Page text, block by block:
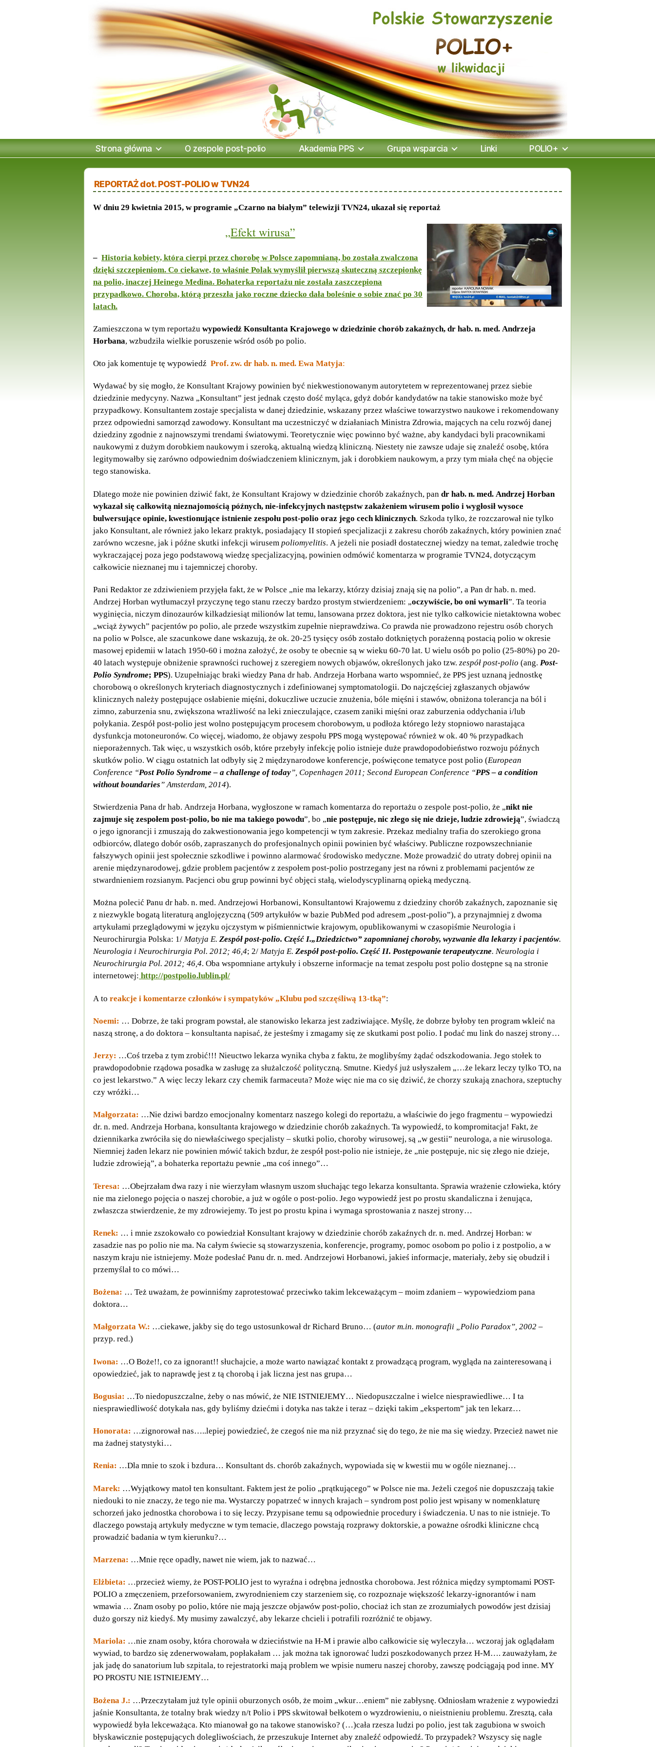
Strona główna O zespole post-polio Akademia PPS Grupa wsparcia Linki POLIO+
REPORTAŻ dot. POST-POLIO w TVN24
W dniu 29 kwietnia 2015, w programie „Czarno na białym” telewizji TVN24, ukazał się reportaż
„Efekt wirusa”
– Historia kobiety, która cierpi przez chorobę w Polsce zapomnianą, bo została zwalczona
dzięki szczepieniom. Co ciekawe, to właśnie Polak wymyślił pierwszą skuteczną szczepionkę
na polio, inaczej Heinego Medina. Bohaterka reportażu nie została zaszczepiona
przypadkowo. Choroba, którą przeszła jako roczne dziecko dała boleśnie o sobie znać po 30
latach.
Zamieszczona w tym reportażu wypowiedź Konsultanta Krajowego w dziedzinie chorób zakaźnych, dr hab. n. med. Andrzeja
Horbana, wzbudziła wielkie poruszenie wśród osób po polio.
Oto jak komentuje tę wypowiedź Prof. zw. dr hab. n. med. Ewa Matyja:
Wydawać by się mogło, że Konsultant Krajowy powinien być niekwestionowanym autorytetem w reprezentowanej przez siebie
dziedzinie medycyny. Nazwa „Konsultant” jest jednak często dość myląca, gdyż dobór kandydatów na takie stanowisko może być
przypadkowy. Konsultantem zostaje specjalista w danej dziedzinie, wskazany przez właściwe towarzystwo naukowe i rekomendowany
przez odpowiedni samorząd zawodowy. Konsultant ma uczestniczyć w działaniach Ministra Zdrowia, mających na celu rozwój danej
dziedziny zgodnie z najnowszymi trendami światowymi. Teoretycznie więc powinno być ważne, aby kandydaci byli pracownikami
naukowymi z dużym dorobkiem naukowym i szeroką, aktualną wiedzą kliniczną. Niestety nie zawsze udaje się znaleźć osobę, która
legitymowałby się zarówno odpowiednim doświadczeniem klinicznym, jak i dorobkiem naukowym, a przy tym miała chęć na objęcie
tego stanowiska.
Dlatego może nie powinien dziwić fakt, że Konsultant Krajowy w dziedzinie chorób zakaźnych, pandr hab. n. med. Andrzej Horban
wykazał się całkowitą nieznajomością późnych, nie-infekcyjnych następstw zakażeniem wirusem polio i wygłosił wysoce
bulwersujące opinie, kwestionujące istnienie zespołu post-polio oraz jego cech klinicznych. Szkoda tylko, że rozczarował nie tylko
jako Konsultant, ale również jako lekarz praktyk, posiadający II stopień specjalizacji z zakresu chorób zakaźnych, który powinien znać
zarówno wczesne, jak i późne skutki infekcji wirusempoliomyelitis. A jeżeli nie posiadł dostatecznej wiedzy na temat, zaledwie trochę
wykraczającej poza jego podstawową wiedzę specjalizacyjną, powinien odmówić komentarza w programie TVN24, dotyczącym
całkowicie nieznanej mu i tajemniczej choroby.
Pani Redaktor ze zdziwieniem przyjęła fakt, że w Polsce „nie ma lekarzy, którzy dzisiaj znają się na polio”, a Pan dr hab. n. med.
Andrzej Horban wytłumaczył przyczynę tego stanu rzeczy bardzo prostym stwierdzeniem: „oczywiście, bo oni wymarli”. Ta teoria
wyginięcia, niczym dinozaurów kilkadziesiąt milionów lat temu, lansowana przez doktora, jest nie tylko całkowicie nietaktowna wobec
„wciąż żywych” pacjentów po polio, ale przede wszystkim zupełnie nieprawdziwa. Co prawda nie prowadzono rejestru osób chorych
na polio w Polsce, ale szacunkowe dane wskazują, że ok. 20-25 tysięcy osób zostało dotkniętych porażenną postacią polio w okresie
masowej epidemii w latach 1950-60 i można założyć, że osoby te obecnie są w wieku 60-70 lat. U wielu osób po polio (25-80%) po 20-
40 latach występuje obniżenie sprawności ruchowej z szeregiem nowych objawów, określonych jako tzw. zespół post-polio (ang. Post-
Polio Syndrome; PPS). Uzupełniając braki wiedzy Pana dr hab. Andrzeja Horbana warto wspomnieć, że PPS jest uznaną jednostkę
chorobową o określonych kryteriach diagnostycznych i zdefiniowanej symptomatologii. Do najczęściej zgłaszanych objawów
klinicznych należy postępujące osłabienie mięśni, dokuczliwe uczucie znużenia, bóle mięśni i stawów, obniżona tolerancja na ból i
zimno, zaburzenia snu, zwiększona wrażliwość na leki znieczulające, czasem zaniki mięśni oraz zaburzenia oddychania i/lub
połykania. Zespół post-polio jest wolno postępującym procesem chorobowym, u podłoża którego leży stopniowo narastająca
dysfunkcja motoneuronów. Co więcej, wiadomo, że objawy zespołu PPS mogą występować również w ok. 40 % przypadkach
nieporażennych. Tak więc, u wszystkich osób, które przebyły infekcję polio istnieje duże prawdopodobieństwo rozwoju późnych
skutków polio. W ciągu ostatnich lat odbyły się 2 międzynarodowe konferencje, poświęcone tematyce post polio (European
Conference “Post Polio Syndrome – a challenge of today”, Copenhagen 2011; Second European Conference “PPS – a condition
without boundaries” Amsterdam, 2014).
Stwierdzenia Pana dr hab. Andrzeja Horbana, wygłoszone w ramach komentarza do reportażu o zespole post-polio, że „nikt nie
zajmuje się zespołem post-polio, bo nie ma takiego powodu”, bo „nie postępuje, nic złego się nie dzieje, ludzie zdrowieją”, świadczą
o jego ignorancji i zmuszają do zakwestionowania jego kompetencji w tym zakresie. Przekaz medialny trafia do szerokiego grona
odbiorców, dlatego dobór osób, zapraszanych do profesjonalnych opinii powinien być właściwy. Publiczne rozpowszechnianie
fałszywych opinii jest społecznie szkodliwe i powinno alarmować środowisko medyczne. Może prowadzić do utraty dobrej opinii na
arenie międzynarodowej, gdzie problem pacjentów z zespołem post-polio postrzegany jest na równi z problemami pacjentów ze
stwardnieniem rozsianym. Pacjenci obu grup powinni być objęci stałą, wielodyscyplinarną opieką medyczną.
Można polecić Panu dr hab. n. med. Andrzejowi Horbanowi, Konsultantowi Krajowemu z dziedziny chorób zakaźnych, zapoznanie się
z niezwykle bogatą literaturą anglojęzyczną (509 artykułów w bazie PubMed pod adresem „post-polio”), a przynajmniej z dwoma
artykułami przeglądowymi w języku ojczystym w piśmiennictwie krajowym, opublikowanymi w czasopiśmie Neurologia i
Neurochirurgia Polska: 1/Matyja E. Zespół post-polio. Część I.„Dziedzictwo” zapomnianej choroby, wyzwanie dla lekarzy i pacjentów.
Neurologia i Neurochirurgia Pol. 2012; 46,4; 2/Matyja E. Zespół post-polio. Część II. Postępowanie terapeutyczne. Neurologia i
Neurochirurgia Pol. 2012; 46,4. Oba wspomniane artykuły i obszerne informacje na temat zespołu post polio dostępne są na stronie
internetowej: http://postpolio.lublin.pl/
A to reakcje i komentarze członków i sympatyków „Klubu pod szczęśliwą 13-tką”:
Noemi: … Dobrze, że taki program powstał, ale stanowisko lekarza jest zadziwiające. Myślę, że dobrze byłoby ten program wkleić na
naszą stronę, a do doktora – konsultanta napisać, że jesteśmy i zmagamy się ze skutkami post polio. I podać mu link do naszej strony…
Jerzy: …Coś trzeba z tym zrobić!!! Nieuctwo lekarza wynika chyba z faktu, że moglibyśmy żądać odszkodowania. Jego stołek to
prawdopodobnie rządowa posadka w zasługę za służalczość polityczną. Smutne. Kiedyś już usłyszałem „…że lekarz leczy tylko TO, na
co jest lekarstwo.” A więc leczy lekarz czy chemik farmaceuta? Może więc nie ma co się dziwić, że chorzy szukają znachora, szeptuchy
czy wróżki…
Małgorzata: …Nie dziwi bardzo emocjonalny komentarz naszego kolegi do reportażu, a właściwie do jego fragmentu – wypowiedzi
dr. n. med. Andrzeja Horbana, konsultanta krajowego w dziedzinie chorób zakaźnych. Ta wypowiedź, to kompromitacja! Fakt, że
dziennikarka zwróciła się do niewłaściwego specjalisty – skutki polio, choroby wirusowej, są „w gestii” neurologa, a nie wirusologa.
Niemniej żaden lekarz nie powinien mówić takich bzdur, że zespół post-polio nie istnieje, że „nie postępuje, nic się złego nie dzieje,
ludzie zdrowieją”, a bohaterka reportażu pewnie „ma coś innego”…
Teresa: …Obejrzałam dwa razy i nie wierzyłam własnym uszom słuchając tego lekarza konsultanta. Sprawia wrażenie człowieka, który
nie ma zielonego pojęcia o naszej chorobie, a już w ogóle o post-polio. Jego wypowiedź jest po prostu skandaliczna i żenująca,
zwłaszcza stwierdzenie, że my zdrowiejemy. To jest po prostu kpina i wymaga sprostowania z naszej strony…
Renek: … i mnie zszokowało co powiedział Konsultant krajowy w dziedzinie chorób zakaźnych dr. n. med. Andrzej Horban: w
zasadzie nas po polio nie ma. Na całym świecie są stowarzyszenia, konferencje, programy, pomoc osobom po polio i z postpolio, a w
naszym kraju nie istniejemy. Może podesłać Panu dr. n. med. Andrzejowi Horbanowi, jakieś informacje, materiały, żeby się obudził i
przemyślał to co mówi…
Bożena: … Też uważam, że powinniśmy zaprotestować przeciwko takim lekceważącym – moim zdaniem – wypowiedziom pana
doktora…
Małgorzata W.: …ciekawe, jakby się do tego ustosunkował dr Richard Bruno… (autor m.in. monografii „Polio Paradox”, 2002 –
przyp. red.)
Iwona: …O Boże!!, co za ignorant!! słuchajcie, a może warto nawiązać kontakt z prowadzącą program, wygląda na zainteresowaną i
opowiedzieć, jak to naprawdę jest z tą chorobą i jak liczna jest nas grupa…
Bogusia: …To niedopuszczalne, żeby o nas mówić, że NIE ISTNIEJEMY… Niedopuszczalne i wielce niesprawiedliwe… I ta
niesprawiedliwość dotykała nas, gdy byliśmy dziećmi i dotyka nas także i teraz – dzięki takim „ekspertom” jak ten lekarz…
Honorata: …zignorował nas…..lepiej powiedzieć, że czegoś nie ma niż przyznać się do tego, że nie ma się wiedzy. Przecież nawet nie
ma żadnej statystyki…
Renia: …Dla mnie to szok i bzdura… Konsultant ds. chorób zakaźnych, wypowiada się w kwestii mu w ogóle nieznanej…
Marek: …Wyjątkowy matoł ten konsultant. Faktem jest że polio „prątkującego” w Polsce nie ma. Jeżeli czegoś nie dopuszczają takie
niedouki to nie znaczy, że tego nie ma. Wystarczy popatrzeć w innych krajach – syndrom post polio jest wpisany w nomenklaturę
schorzeń jako jednostka chorobowa i to się leczy. Przypisane temu są odpowiednie procedury i świadczenia. U nas to nie istnieje. To
dlaczego powstają artykuły medyczne w tym temacie, dlaczego powstają rozprawy doktorskie, a poważne ośrodki kliniczne chcą
prowadzić badania w tym kierunku?…
Marzena: …Mnie ręce opadły, nawet nie wiem, jak to nazwać…
Elżbieta: …przecież wiemy, że POST-POLIO jest to wyraźna i odrębna jednostka chorobowa. Jest różnica między symptomami POST-
POLIO a zmęczeniem, przeforsowaniem, zwyrodnieniem czy starzeniem się, co rozpoznaje większość lekarzy-ignorantów i nam
wmawia … Znam osoby po polio, które nie mają jeszcze objawów post-polio, chociaż ich stan ze zrozumiałych powodów jest dzisiaj
dużo gorszy niż kiedyś. My musimy zawalczyć, aby lekarze chcieli i potrafili rozróżnić te objawy.
Mariola: …nie znam osoby, która chorowała w dzieciństwie na H-M i prawie albo całkowicie się wyleczyła… wczoraj jak oglądałam
wywiad, to bardzo się zdenerwowałam, popłakałam … jak można tak ignorować ludzi poszkodowanych przez H-M…. zauważyłam, że
jak jadę do sanatorium lub szpitala, to rejestratorki mają problem we wpisie numeru naszej choroby, zawszę podciągają pod inne. MY
PO PROSTU NIE ISTNIEJEMY…
Bożena J.: …Przeczytałam już tyle opinii oburzonych osób, że moim „wkur…eniem” nie zabłysnę. Odniosłam wrażenie z wypowiedzi
jaśnie Konsultanta, że totalny brak wiedzy n/t Polio i PPS skwitował bełkotem o wyzdrowieniu, o nieistnieniu problemu. Zresztą, cała
wypowiedź była lekceważąca. Kto mianował go na takowe stanowisko? (…)cała rzesza ludzi po polio, jest tak zagubiona w swoich
błyskawicznie postępujących dolegliwościach, że przeszukuje Internet aby znaleźć odpowiedź. To przypadek? Wszyscy się nagle